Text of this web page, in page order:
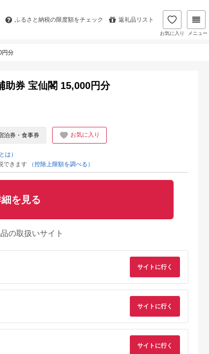
ふるさと納税の限度額をチェック 返礼品リスト
お気に入り メニュー
円分
助券 宝仙閣 15,000円分
泊券・食事券 お気に入り
は）
できます
（控除上限額を調べる）
を見る
の取扱いサイト
サイトに行く
サイトに行く
サイトに行く